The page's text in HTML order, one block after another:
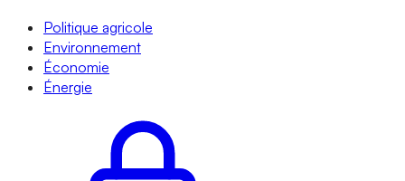
Politique agricole
Environnement
Économie
Énergie